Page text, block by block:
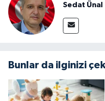
Sedat Ünal
Bunlar da ilginizi